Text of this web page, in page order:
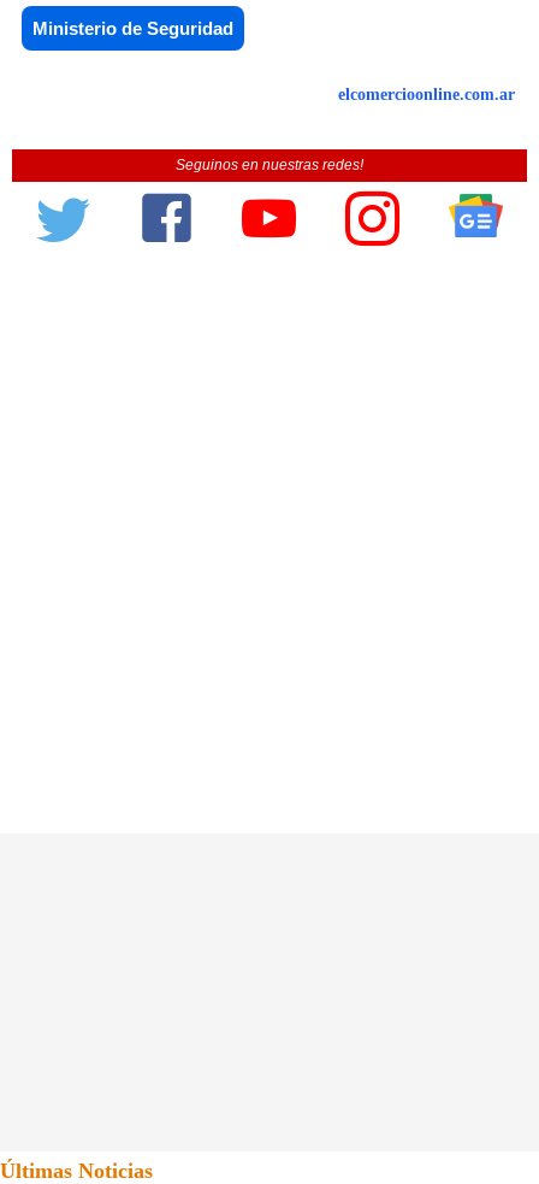
Ministerio de Seguridad
elcomercioonline.com.ar
Seguinos en nuestras redes!
Últimas Noticias